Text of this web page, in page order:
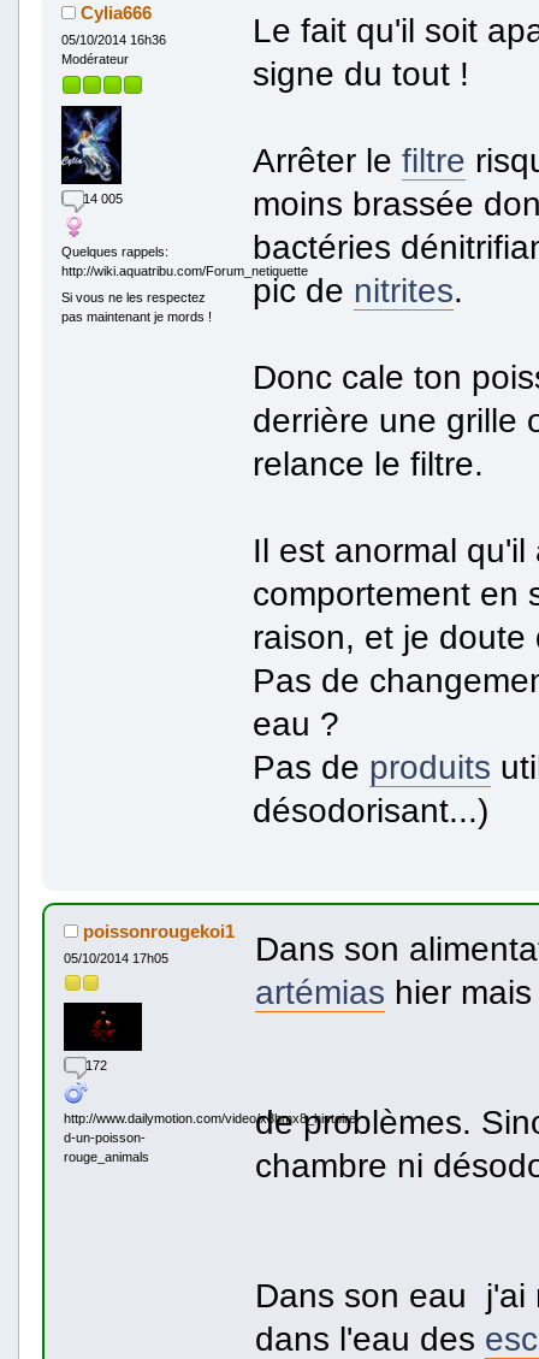
Cylia666
05/10/2014 16h36
Modérateur
14 005
Quelques rappels:
http://wiki.aquatribu.com/Forum_netiquette
Si vous ne les respectez
pas maintenant je mords !
Le fait qu'il soit
signe du tout !
Arrêter le filtre
moins brassée
bactéries
pic de nitrites.
Donc cale ton
derrière une grille
relance le filtre.
Il est anormal
comportement en
raison, et je
Pas de
eau ?
Pas de produits
désodorisant...)
poissonrougekoi1
05/10/2014 17h05
172
http://www.dailymotion.com/video/x8hmx8_histoire-
d-un-poisson-
rouge_animals
Dans son
artémias hier
de problèmes.
chambre ni
Dans son eau j'ai
dans l'eau des